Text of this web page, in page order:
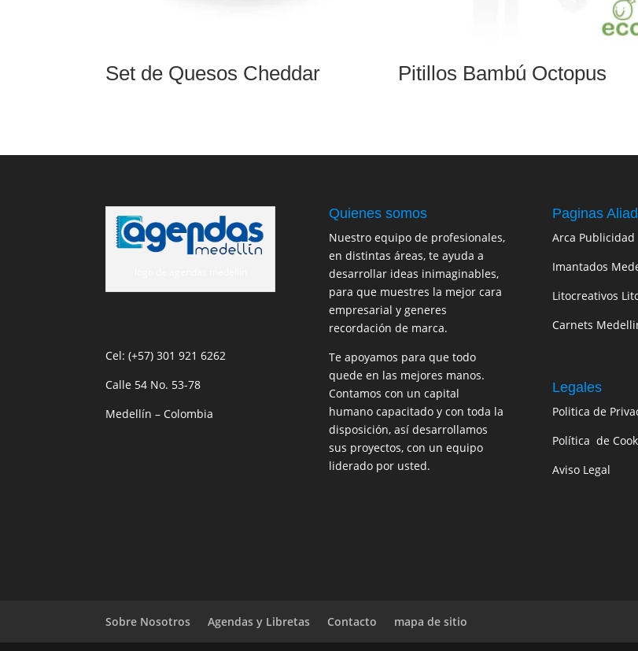
Set de Quesos Cheddar Pitillos Bambú Octopus
Cel: (+57) 301 921 6262
Calle 54 No. 53-78
Medellín – Colombia
Quienes somos
Nuestro equipo de profesionales,
en distintas áreas, te ayuda a
desarrollar ideas inimaginables,
para que muestres la mejor cara
empresarial y generes
recordación de marca.
Te apoyamos para que todo
quede en las mejores manos.
Contamos con un capital
humano capacitado y con toda la
disposición, así desarrollamos
sus proyectos, con un equipo
liderado por usted.
Paginas
Arca Publicidad
Imantados
Litocreativos
Carnets
Legales
Politica de
Política de
Aviso Legal
Sobre Nosotros Agendas y Libretas Contacto mapa de sitio